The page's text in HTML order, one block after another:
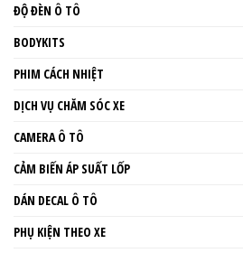
ĐỘ ĐÈN Ô TÔ
BODYKITS
PHIM CÁCH NHIỆT
DỊCH VỤ CHĂM SÓC XE
CAMERA Ô TÔ
CẢM BIẾN ÁP SUẤT LỐP
DÁN DECAL Ô TÔ
PHỤ KIỆN THEO XE